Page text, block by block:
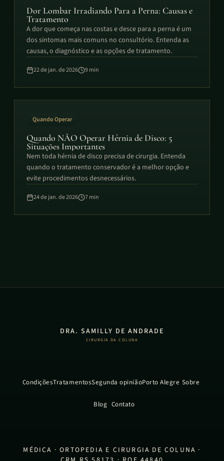
Dor Lombar Irradiando Para a Perna: Causas e
Tratamento
A dor que começa nas costas e desce para a perna é um
dos sintomas mais comuns no consultório. Entenda as
causas, o diagnóstico e as opções de tratamento.
22 de jan. de 2026 9min
Quando Operar
Quando NÃO Operar Hérnia de Disco: 5
Situações Importantes
Nem toda hérnia de disco precisa de cirurgia. Entenda
quando o tratamento conservador é a melhor opção e
evite procedimentos desnecessários.
24 de jan. de 2026 7min
DRA. SAMILLY DE ANDRADE
CIRURGIA DA COLUNA
CondiçõesTratamentosSegunda opiniãoPorto Alegre Sobre
Blog Contato
MÉDICA · ORTOPEDIA E CIRURGIA DE COLUNA ·